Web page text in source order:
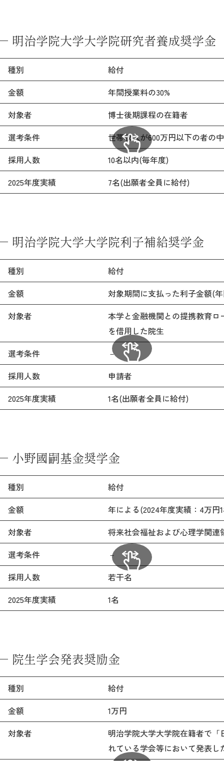
お問合わせ 取材・撮影 資料請求
明治学院大学大学院研究者養成奨学金
種別
給付
金額
年間授業料の30%
対象者
博士後期課程の在籍者
選考条件
世帯収入が600万円以下の者の
採用人数
10名以内(毎年度)
2025年度実績
7名(出願者全員に給付)
明治学院大学大学院利子補給奨学金
種別
給付
金額
対象期間に支払った利子金額(
対象者
本学と金融機関との提携教育
を借用した院生
選考条件
－
採用人数
申請者
2025年度実績
1名(出願者全員に給付)
小野國嗣基金奨学金
種別
給付
金額
年による(2024年度実績：4万円
対象者
将来社会福祉および心理学関
選考条件
－
採用人数
若干名
2025年度実績
1名
院生学会発表奨励金
種別
給付
金額
1万円
対象者
明治学院大学大学院在籍者で
れている学会等において発表し